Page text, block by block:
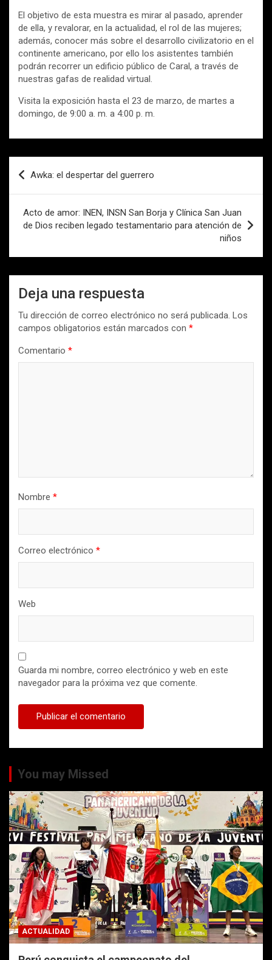
El objetivo de esta muestra es mirar al pasado, aprender
de ella, y revalorar, en la actualidad, el rol de las mujeres;
además, conocer más sobre el desarrollo civilizatorio en el
continente americano, por ello los asistentes también
podrán recorrer un edificio público de Caral, a través de
nuestras gafas de realidad virtual.
Visita la exposición hasta el 23 de marzo, de martes a
domingo, de 9:00 a. m. a 4:00 p. m.
Navegación
de
entradas
Awka: el despertar del guerrero
Acto de amor: INEN, INSN San Borja y Clínica San Juan
de Dios reciben legado testamentario para atención de
niños
Deja una respuesta
Tu dirección de correo electrónico no será publicada. Los
campos obligatorios están marcados con *
Comentario *
Nombre *
Correo electrónico *
Web
Guarda mi nombre, correo electrónico y web en este
navegador para la próxima vez que comente.
You may Missed
ACTUALIDAD